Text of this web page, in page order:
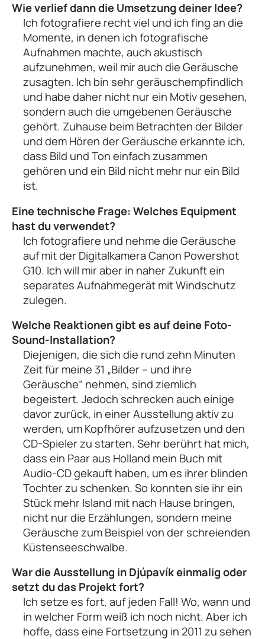
Wie verlief dann die Umsetzung deiner Idee?
Ich fotografiere recht viel und ich fing an die
Momente, in denen ich fotografische
Aufnahmen machte, auch akustisch
aufzunehmen, weil mir auch die Geräusche
zusagten. Ich bin sehr geräuschempfindlich
und habe daher nicht nur ein Motiv gesehen,
sondern auch die umgebenen Geräusche
gehört. Zuhause beim Betrachten der Bilder
und dem Hören der Geräusche erkannte ich,
dass Bild und Ton einfach zusammen
gehören und ein Bild nicht mehr nur ein Bild
ist.
Eine technische Frage: Welches Equipment
hast du verwendet?
Ich fotografiere und nehme die Geräusche
auf mit der Digitalkamera Canon Powershot
G10. Ich will mir aber in naher Zukunft ein
separates Aufnahmegerät mit Windschutz
zulegen.
Welche Reaktionen gibt es auf deine Foto-
Sound-Installation?
Diejenigen, die sich die rund zehn Minuten
Zeit für meine 31 „Bilder – und ihre
Geräusche“ nehmen, sind ziemlich
begeistert. Jedoch schrecken auch einige
davor zurück, in einer Ausstellung aktiv zu
werden, um Kopfhörer aufzusetzen und den
CD-Spieler zu starten. Sehr berührt hat mich,
dass ein Paar aus Holland mein Buch mit
Audio-CD gekauft haben, um es ihrer blinden
Tochter zu schenken. So konnten sie ihr ein
Stück mehr Island mit nach Hause bringen,
nicht nur die Erzählungen, sondern meine
Geräusche zum Beispiel von der schreienden
Küstenseeschwalbe.
War die Ausstellung in Djúpavík einmalig oder
setzt du das Projekt fort?
Ich setze es fort, auf jeden Fall! Wo, wann und
in welcher Form weiß ich noch nicht. Aber ich
hoffe, dass eine Fortsetzung in 2011 zu sehen